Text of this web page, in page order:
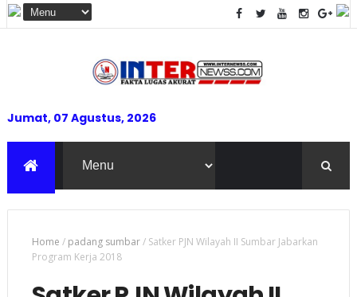
Jumat, 07 Agustus, 2026
Home / padang sumbar/ Satker PJN Wilayah II Sumbar Jabarkan
Program Kerja 2018